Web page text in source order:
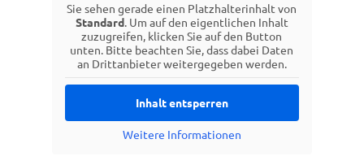
Sie sehen gerade einen Platzhalterinhalt von
Standard. Um auf den eigentlichen Inhalt
zuzugreifen, klicken Sie auf den Button
unten. Bitte beachten Sie, dass dabei Daten
an Drittanbieter weitergegeben werden.
Inhalt entsperren
Weitere Informationen